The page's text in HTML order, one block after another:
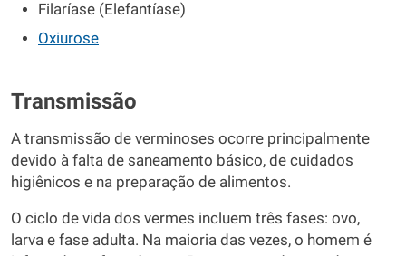
Filaríase (Elefantíase)
Oxiurose
Transmissão
A transmissão de verminoses ocorre principalmente
devido à falta de saneamento básico, de cuidados
higiênicos e na preparação de alimentos.
O ciclo de vida dos vermes incluem três fases: ovo,
larva e fase adulta. Na maioria das vezes, o homem é